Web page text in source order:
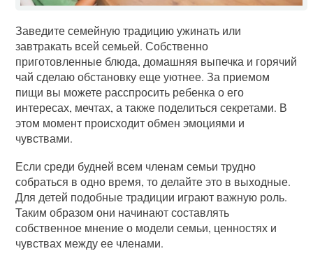
Заведите семейную традицию ужинать или
завтракать всей семьей. Собственно
приготовленные блюда, домашняя выпечка и горячий
чай сделаю обстановку еще уютнее. За приемом
пищи вы можете расспросить ребенка о его
интересах, мечтах, а также поделиться секретами. В
этом момент происходит обмен эмоциями и
чувствами.
Если среди будней всем членам семьи трудно
собраться в одно время, то делайте это в выходные.
Для детей подобные традиции играют важную роль.
Таким образом они начинают составлять
собственное мнение о модели семьи, ценностях и
чувствах между ее членами.